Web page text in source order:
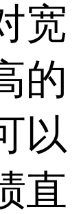
宽
的
以
直